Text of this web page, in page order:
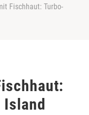
Fischhaut: Turbo-
Island